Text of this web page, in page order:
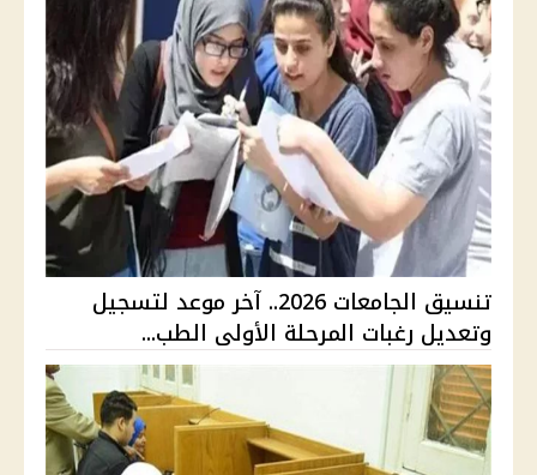
تنسيق الجامعات 2026.. آخر موعد لتسجيل
وتعديل رغبات المرحلة الأولى الطب...